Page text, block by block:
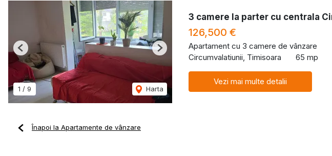
1 / 9 Harta
Previous Next
3 camere la parter cu centrala
126,500 €
Apartament cu 3 camere de vânzare
Circumvalatiunii, Timisoara
65 mp
Vezi mai multe detalii
Înapoi la Apartamente de vânzare